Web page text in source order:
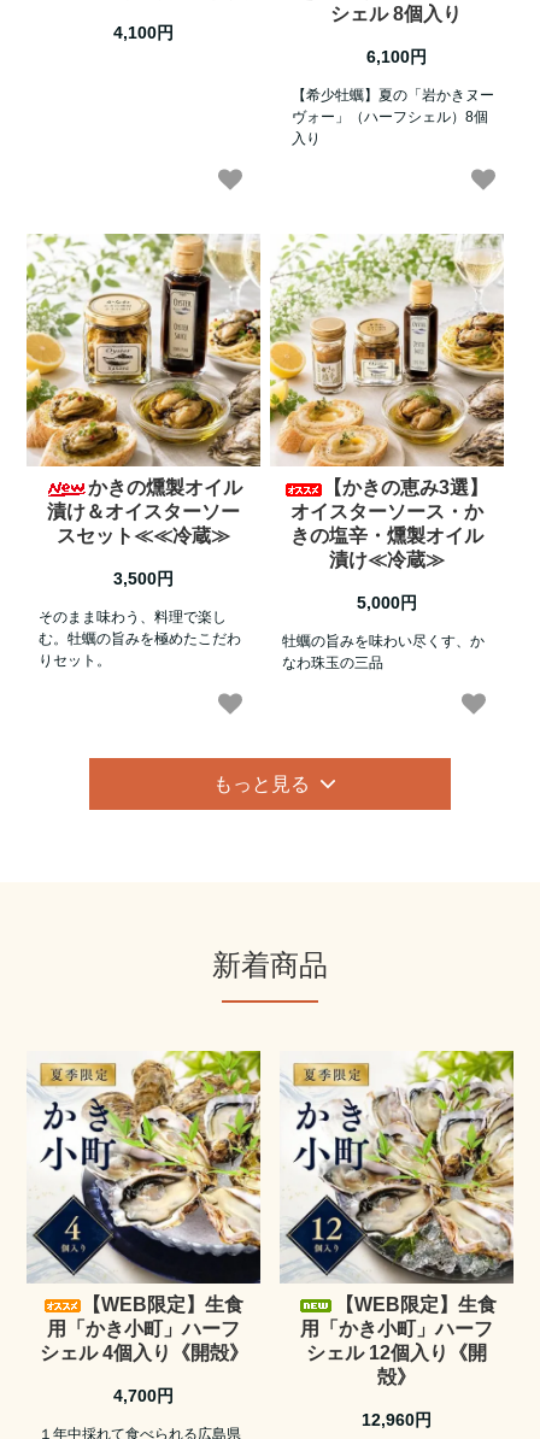
4,100円
シェル 8個入り
6,100円
【希少牡蠣】夏の「岩かきヌー
ヴォー」（ハーフシェル）8個
入り
かきの燻製オイル
漬け＆オイスターソー
スセット≪≪冷蔵≫
3,500円
そのまま味わう、料理で楽し
む。牡蠣の旨みを極めたこだわ
りセット。
【かきの恵み3選】
オイスターソース・か
きの塩辛・燻製オイル
漬け≪冷蔵≫
5,000円
牡蠣の旨みを味わい尽くす、か
なわ珠玉の三品
もっと見る
新着商品
【WEB限定】生食
用「かき小町」ハーフ
シェル 4個入り《開殻》
4,700円
１年中採れて食べられる広島県
【WEB限定】生食
用「かき小町」ハーフ
シェル 12個入り《開
殻》
12,960円